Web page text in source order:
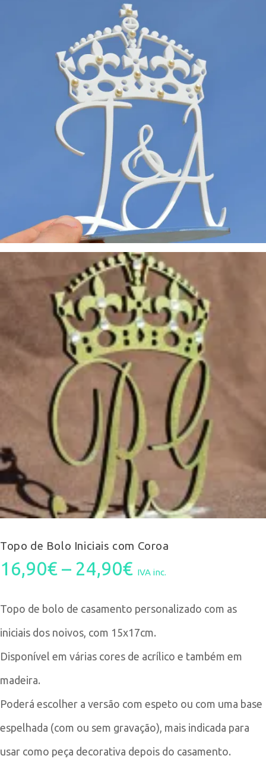
Topo de Bolo Iniciais com Coroa
16,90€ – 24,90€ Price
16,90€
through
24,90€
IVA inc.
Topo de bolo de casamento personalizado com as
iniciais dos noivos, com 15x17cm.
Disponível em várias cores de acrílico e também em
madeira.
Poderá escolher a versão com espeto ou com uma base
espelhada (com ou sem gravação), mais indicada para
usar como peça decorativa depois do casamento.